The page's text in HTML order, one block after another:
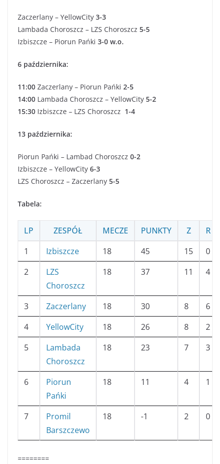
Zaczerlany – YellowCity 3-3
Lambada Choroszcz – LZS Choroszcz 5-5
Izbiszcze – Piorun Pańki 3-0 w.o.
6 października:
11:00 Zaczerlany – Piorun Pańki 2-5
14:00 Lambada Choroszcz – YellowCity 5-2
15:30 Izbiszcze – LZS Choroszcz 1-4
13 października:
Piorun Pańki – Lambad Choroszcz 0-2
Izbiszcze – YellowCity 6-3
LZS Choroszcz – Zaczerlany 5-5
Tabela:
LP ZESPÓŁ MECZE PUNKTY Z
R
1
Izbiszcze 18 45 15
0
2
LZS
Choroszcz
18 37 11 4
3 Zaczerlany 18 30 8
6
4
YellowCity 18 26 8
2
5
Lambada
Choroszcz
18 23 7 3
6
Piorun
Pańki
18 11 4 1
7
Promil
Barszczewo
18 -1 2 0
========